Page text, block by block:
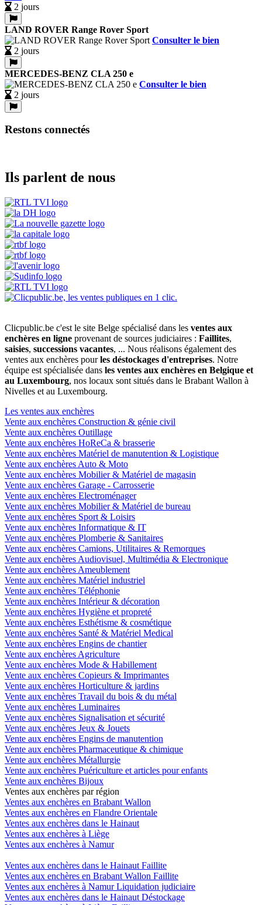
2 jours
LAND ROVER Range Rover Sport
Consulter le bien
2 jours
MERCEDES-BENZ CLA 250 e
Consulter le bien
2 jours
Restons connectés
Ils parlent de nous
Clicpublic.be c'est le site Belge spécialisé dans les ventes aux
enchères en ligne provenant de sources judiciaires : Faillites,
saisies, successions vacantes, ... Nous réalisons également des
ventes aux enchères pourles déstockages d'entreprises. Notre
équipe est spécialisée dans les ventes aux enchères en Belgique et
au Luxembourg, nos locaux sont situés dans le Brabant Wallon à
Nivelles et au Luxembourg.
Les ventes aux enchères
Vente aux enchères Construction & génie civil
Vente aux enchères Outillage
Vente aux enchères HoReCa & brasserie
Vente aux enchères Matériel de manutention & Logistique
Vente aux enchères Auto & Moto
Vente aux enchères Mobilier & Matériel de magasin
Vente aux enchères Garage - Carrosserie
Vente aux enchères Electroménager
Vente aux enchères Mobilier & Matériel de bureau
Vente aux enchères Sport & Loisirs
Vente aux enchères Informatique & IT
Vente aux enchères Plomberie & Sanitaires
Vente aux enchères Camions, Utilitaires & Remorques
Vente aux enchères Audiovisuel, Multimédia & Electronique
Vente aux enchères Ameublement
Vente aux enchères Matériel industriel
Vente aux enchères Téléphonie
Vente aux enchères Intérieur & décoration
Vente aux enchères Hygiène et propreté
Vente aux enchères Esthétisme & cosmétique
Vente aux enchères Santé & Matériel Medical
Vente aux enchères Engins de chantier
Vente aux enchères Agriculture
Vente aux enchères Mode & Habillement
Vente aux enchères Copieurs & Imprimantes
Vente aux enchères Horticulture & jardins
Vente aux enchères Travail du bois & du métal
Vente aux enchères Luminaires
Vente aux enchères Signalisation et sécurité
Vente aux enchères Jeux & Jouets
Vente aux enchères Engins de manutention
Vente aux enchères Pharmaceutique & chimique
Vente aux enchères Métallurgie
Vente aux enchères Puériculture et articles pour enfants
Vente aux enchères Bijoux
Ventes aux enchères par région
Ventes aux enchères en Brabant Wallon
Ventes aux enchères en Flandre Orientale
Ventes aux enchères dans le Hainaut
Ventes aux enchères à Liège
Ventes aux enchères à Namur
Ventes aux enchères dans le Hainaut Faillite
Ventes aux enchères en Brabant Wallon Faillite
Ventes aux enchères à Namur Liquidation judiciaire
Ventes aux enchères dans le Hainaut Déstockage